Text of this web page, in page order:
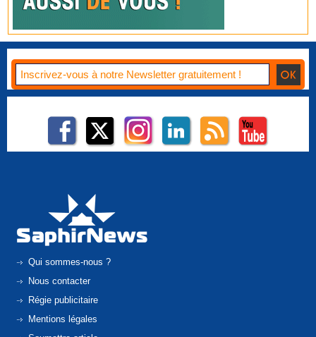
Qui sommes-nous ?
Nous contacter
Régie publicitaire
Mentions légales